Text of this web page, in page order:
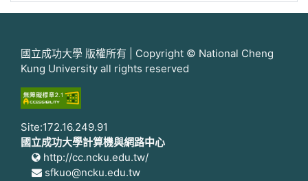
國立成功大學 版權所有 | Copyright © National Cheng
Kung University all rights reserved
Site:172.16.249.91
國立成功大學計算機與網路中心
http://cc.ncku.edu.tw/
sfkuo@ncku.edu.tw